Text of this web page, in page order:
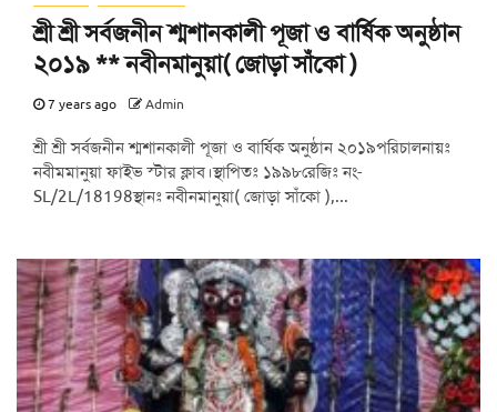
শ্রী শ্রী সর্বজনীন শ্মশানকালী পূজা ও বার্ষিক অনুষ্ঠান
২০১৯ ** নবীনমানুয়া( জোড়া সাঁকো )
7 years ago Admin
শ্রী শ্রী সর্বজনীন শ্মশানকালী পূজা ও বার্ষিক অনুষ্ঠান ২০১৯পরিচালনায়ঃ
নবীমমানুয়া ফাইভ স্টার ক্লাব।স্থাপিতঃ ১৯৯৮রেজিঃ নং-
SL/2L/18198স্থানঃ নবীনমানুয়া( জোড়া সাঁকো ),...